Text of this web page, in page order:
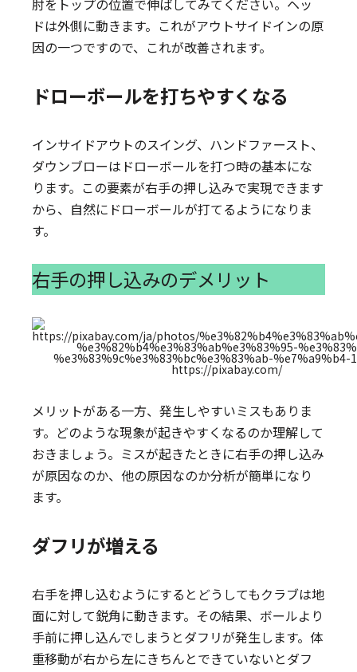
肘をトップの位置で伸ばしてみてください。ヘッ
ドは外側に動きます。これがアウトサイドインの原
因の一つですので、これが改善されます。
ドローボールを打ちやすくなる
インサイドアウトのスイング、ハンドファースト、
ダウンブローはドローボールを打つ時の基本にな
ります。この要素が右手の押し込みで実現できます
から、自然にドローボールが打てるようになりま
す。
右手の押し込みのデメリット
https://pixabay.com/
メリットがある一方、発生しやすいミスもありま
す。どのような現象が起きやすくなるのか理解して
おきましょう。ミスが起きたときに右手の押し込み
が原因なのか、他の原因なのか分析が簡単になり
ます。
ダフリが増える
右手を押し込むようにするとどうしてもクラブは地
面に対して鋭角に動きます。その結果、ボールより
手前に押し込んでしまうとダフリが発生します。体
重移動が右から左にきちんとできていないとダフ